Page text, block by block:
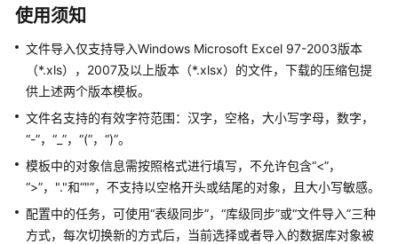
介
绍
计
费
明
快
速
门
使用须知
文件导入仅支持导入Windows Microsoft Excel 97-2003版本
（*.xls），2007及以上版本（*.xlsx）的文件，下载的压缩包提
供上述两个版本模板。
文件名支持的有效字符范围：汉字，空格，大小写字母，数字，
“-”，“_”，“(”，“)”。
模板中的对象信息需按照格式进行填写，不允许包含“<”，
“>”，"."和“"”，不支持以空格开头或结尾的对象，且大小写敏感。
配置中的任务，可使用“表级同步”，“库级同步”或“文件导入”三种
方式，每次切换新的方式后，当前选择或者导入的数据库对象被